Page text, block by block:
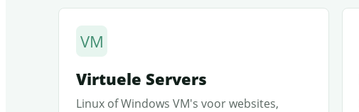
VM
Virtuele Servers
Linux of Windows VM's voor websites,